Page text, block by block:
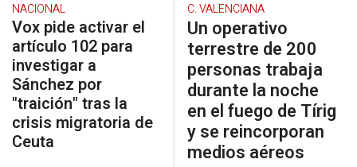
NACIONAL
Vox pide activar el
artículo 102 para
investigar a
Sánchez por
"traición" tras la
crisis migratoria de
Ceuta
C. VALENCIANA
Un operativo
terrestre de 200
personas trabaja
durante la noche
en el fuego de Tírig
y se reincorporan
medios aéreos